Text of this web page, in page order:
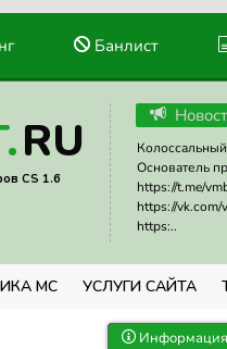
Банлист
RU
CS 1.6
Основатель
https://t.me/
https://vk.com/
https:..
МС УСЛУГИ САЙТА